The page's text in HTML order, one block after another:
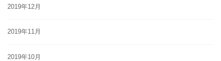
2019年12月
2019年11月
2019年10月